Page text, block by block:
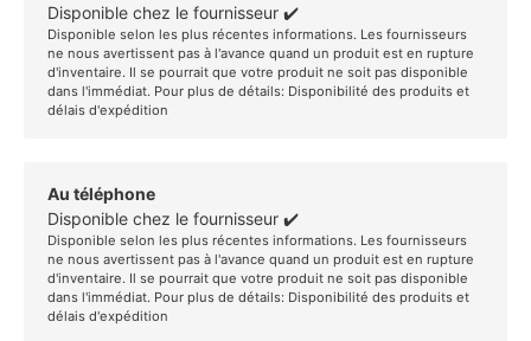
Disponible chez le fournisseur ✔️
Disponible selon les plus récentes informations. Les fournisseurs
ne nous avertissent pas à l'avance quand un produit est en rupture
d'inventaire. Il se pourrait que votre produit ne soit pas disponible
dans l'immédiat. Pour plus de détails: Disponibilité des produits et
délais d'expédition
Au téléphone
Disponible chez le fournisseur ✔️
Disponible selon les plus récentes informations. Les fournisseurs
ne nous avertissent pas à l'avance quand un produit est en rupture
d'inventaire. Il se pourrait que votre produit ne soit pas disponible
dans l'immédiat. Pour plus de détails: Disponibilité des produits et
délais d'expédition